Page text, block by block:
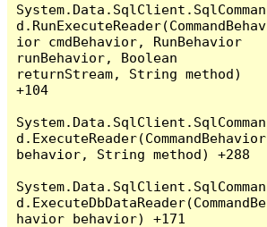
System.Data.SqlClient.SqlComman
d.RunExecuteReader(CommandBehav
ior cmdBehavior, RunBehavior
runBehavior, Boolean
returnStream, String method)
+104
System.Data.SqlClient.SqlComman
d.ExecuteReader(CommandBehavior
behavior, String method) +288
System.Data.SqlClient.SqlComman
d.ExecuteDbDataReader(CommandBe
havior behavior) +171